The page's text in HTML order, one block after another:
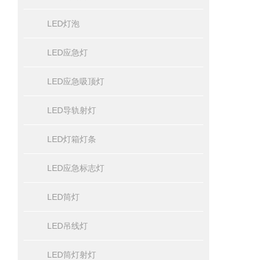
LED灯泡
LED应急灯
LED应急吸顶灯
LED导轨射灯
LED灯箱灯条
LED应急标志灯
LED筒灯
LED吊线灯
LED筒灯射灯